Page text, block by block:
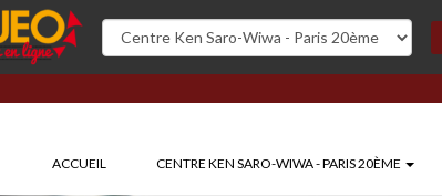
ACCUEIL CENTRE KEN SARO-WIWA - PARIS 20ÈME